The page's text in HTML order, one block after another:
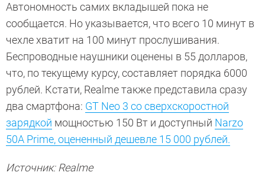
Автономность самих вкладышей пока не
сообщается. Но указывается, что всего 10 минут в
чехле хватит на 100 минут прослушивания.
Беспроводные наушники оценены в 55 долларов,
что, по текущему курсу, составляет порядка 6000
рублей. Кстати, Realme также представила сразу
два смартфона: GT Neo 3 со сверхскоростной
зарядкой мощностью 150 Вт и доступный Narzo
50A Prime, оцененный дешевле 15 000 рублей.
Источник: Realme